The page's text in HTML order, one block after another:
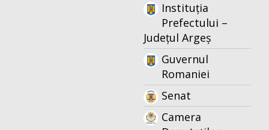
Instituția
Prefectului –
Județul Argeș
Guvernul
Romaniei
Senat
Camera